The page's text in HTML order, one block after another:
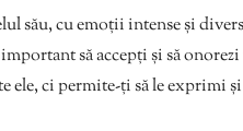
său, cu emoții intense și
să accepți și să
ele, ci permite-ți să le exprimi și